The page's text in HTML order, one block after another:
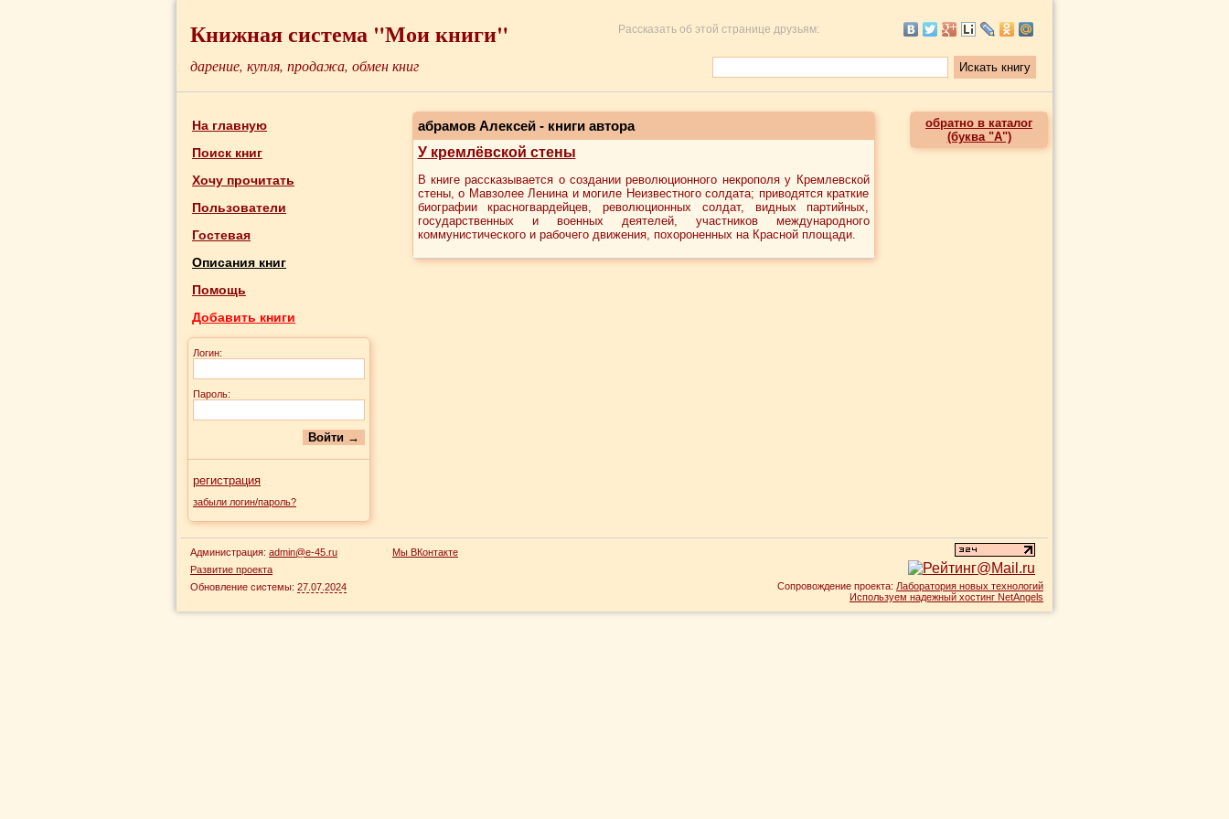
Книжная система "Мои книги" Рассказать об этой странице друзьям:
дарение, купля, продажа, обмен книг
На главную
Поиск книг
Хочу прочитать
Пользователи
Гостевая
Описания книг
Помощь
Добавить книги
Логин:
Пароль:
регистрация
забыли логин/пароль?
абрамов Алексей - книги автора
У кремлёвской стены
В книге рассказывается о создании революционного некрополя у Кремлевской
стены, о Мавзолее Ленина и могиле Неизвестного солдата; приводятся краткие
биографии красногвардейцев, революционных солдат, видных партийных,
государственных и военных деятелей, участников международного
коммунистического и рабочего движения, похороненных на Красной площади.
обратно в каталог
(буква "А")
Администрация: admin@e-45.ru
Развитие проекта
Обновление системы: 27.07.2024
Мы ВКонтакте
Сопровождение проекта: Лаборатория новых технологий
Используем надежный хостинг NetAngels